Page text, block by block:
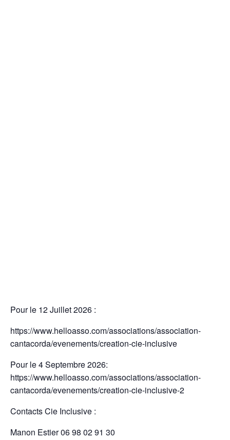
Pour le 12 Juillet 2026 :
https://www.helloasso.com/associations/association-
cantacorda/evenements/creation-cie-inclusive
Pour le 4 Septembre 2026:
https://www.helloasso.com/associations/association-
cantacorda/evenements/creation-cie-inclusive-2
Contacts Cie Inclusive :
Manon Estier 06 98 02 91 30